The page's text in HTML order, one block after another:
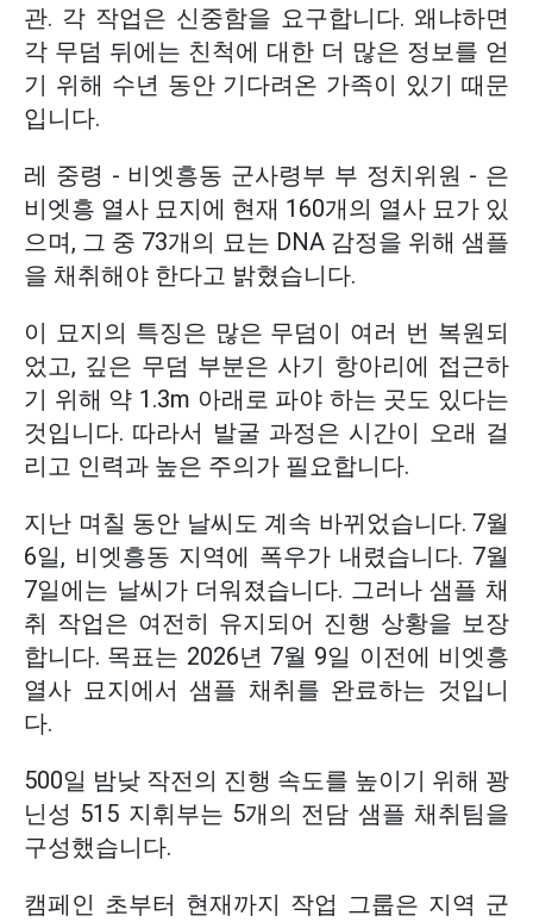
관. 각 작업은 신중함을 요구합니다. 왜냐하면
각 무덤 뒤에는 친척에 대한 더 많은 정보를 얻
기 위해 수년 동안 기다려온 가족이 있기 때문
입니다.
레 중령 - 비엣흥동 군사령부 부 정치위원 - 은
비엣흥 열사 묘지에 현재 160개의 열사 묘가 있
으며, 그 중 73개의 묘는 DNA 감정을 위해 샘플
을 채취해야 한다고 밝혔습니다.
이 묘지의 특징은 많은 무덤이 여러 번 복원되
었고, 깊은 무덤 부분은 사기 항아리에 접근하
기 위해 약 1.3m 아래로 파야 하는 곳도 있다는
것입니다. 따라서 발굴 과정은 시간이 오래 걸
리고 인력과 높은 주의가 필요합니다.
지난 며칠 동안 날씨도 계속 바뀌었습니다. 7월
6일, 비엣흥동 지역에 폭우가 내렸습니다. 7월
7일에는 날씨가 더워졌습니다. 그러나 샘플 채
취 작업은 여전히 유지되어 진행 상황을 보장
합니다. 목표는 2026년 7월 9일 이전에 비엣흥
열사 묘지에서 샘플 채취를 완료하는 것입니
다.
500일 밤낮 작전의 진행 속도를 높이기 위해 꽝
닌성 515 지휘부는 5개의 전담 샘플 채취팀을
구성했습니다.
캠페인 초부터 현재까지 작업 그룹은 지역 군